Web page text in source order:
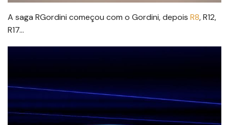
A saga RGordini começou com o Gordini, depois R8, R12,
R17…